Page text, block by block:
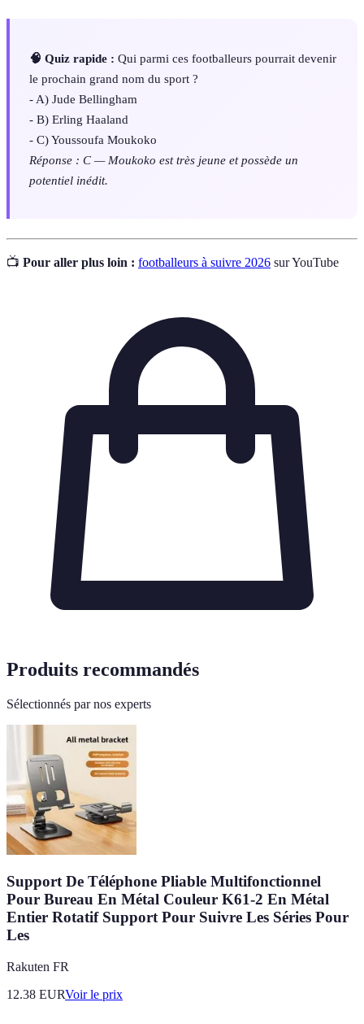
🧠 Quiz rapide : Qui parmi ces footballeurs pourrait devenir
le prochain grand nom du sport ?
- A) Jude Bellingham
- B) Erling Haaland
- C) Youssoufa Moukoko
Réponse : C — Moukoko est très jeune et possède un
potentiel inédit.
📺 Pour aller plus loin : footballeurs à suivre 2026 sur YouTube
Produits recommandés
Sélectionnés par nos experts
Support De Téléphone Pliable Multifonctionnel
Pour Bureau En Métal Couleur K61-2 En Métal
Entier Rotatif Support Pour Suivre Les Séries Pour
Les
Rakuten FR
12.38 EURVoir le prix